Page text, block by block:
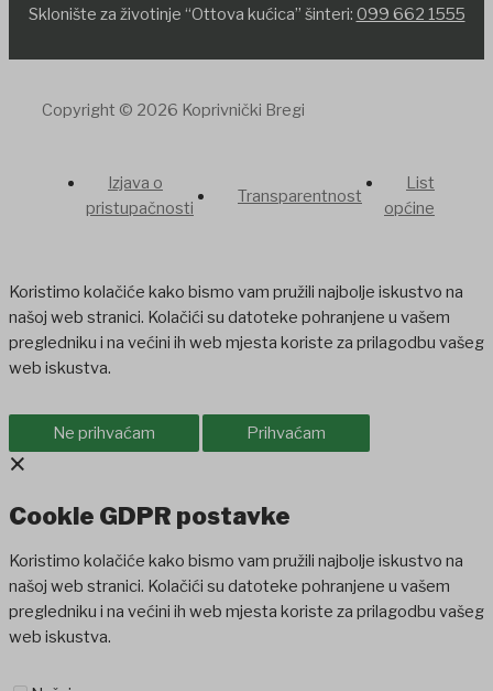
Sklonište za životinje “Ottova kućica” šinteri: 099 662 1555
Copyright © 2026 Koprivnički Bregi
Izjava o
pristupačnosti
Transparentnost
List
općine
Koristimo kolačiće kako bismo vam pružili najbolje iskustvo na
našoj web stranici. Kolačići su datoteke pohranjene u vašem
pregledniku i na većini ih web mjesta koriste za prilagodbu vašeg
web iskustva.
Ne prihvaćam Prihvaćam
×
Cookie GDPR postavke
Koristimo kolačiće kako bismo vam pružili najbolje iskustvo na
našoj web stranici. Kolačići su datoteke pohranjene u vašem
pregledniku i na većini ih web mjesta koriste za prilagodbu vašeg
web iskustva.